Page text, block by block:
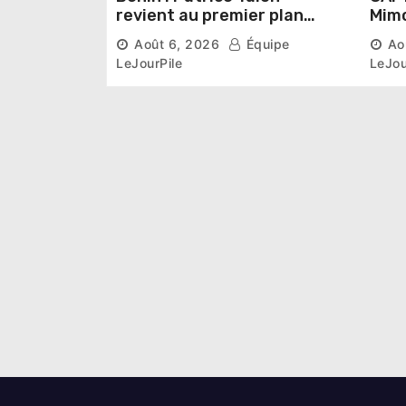
revient au premier plan
institutionnel comme
premier président du Sénat
Août 6, 2026
Équipe
LeJourPile
la